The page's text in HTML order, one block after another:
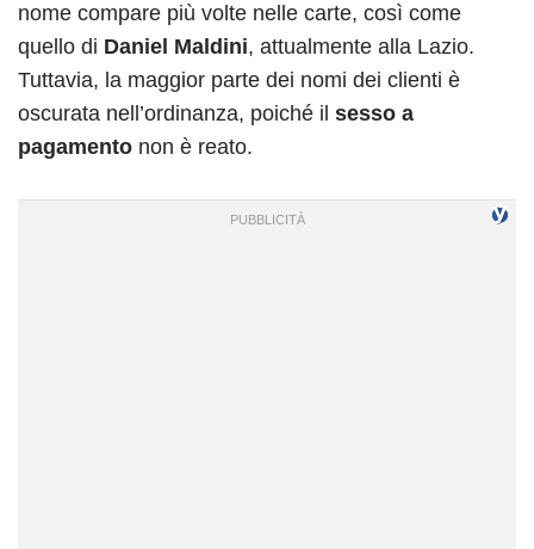
nome compare più volte nelle carte, così come
quello di Daniel Maldini, attualmente alla Lazio.
Tuttavia, la maggior parte dei nomi dei clienti è
oscurata nell’ordinanza, poiché il sesso a
pagamento non è reato.